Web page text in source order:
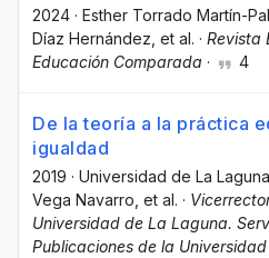
2024 · Esther Torrado Martín-
Díaz Hernández, et al. · Revista
Educación Comparada · 4
De la teoría a la práctica
igualdad
2019 · Universidad de La
Vega Navarro , et al. ·
Universidad de La Laguna.
Publicaciones de la